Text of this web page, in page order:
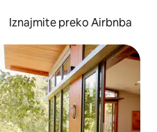
Iznajmite preko Airbnba